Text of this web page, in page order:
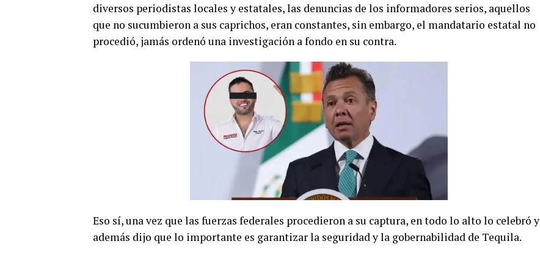
diversos periodistas locales y estatales, las denuncias de los informadores serios, aquellos
que no sucumbieron a sus caprichos, eran constantes, sin embargo, el mandatario estatal no
procedió, jamás ordenó una investigación a fondo en su contra.
Eso sí, una vez que las fuerzas federales procedieron a su captura, en todo lo alto lo celebró y
además dijo que lo importante es garantizar la seguridad y la gobernabilidad de Tequila.